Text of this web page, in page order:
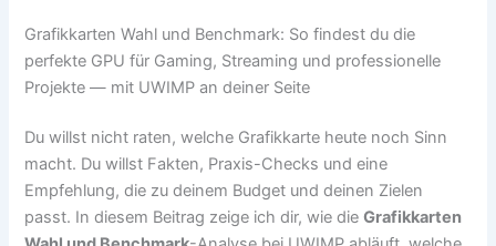
Grafikkarten Wahl und Benchmark: So findest du die
perfekte GPU für Gaming, Streaming und professionelle
Projekte — mit UWIMP an deiner Seite
Du willst nicht raten, welche Grafikkarte heute noch Sinn
macht. Du willst Fakten, Praxis-Checks und eine
Empfehlung, die zu deinem Budget und deinen Zielen
passt. In diesem Beitrag zeige ich dir, wie dieGrafikkarten